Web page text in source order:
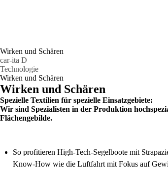
Wirken und Schären
car-ita D
Technologie
Wirken und Schären
Wirken und Schären
Spezielle Textilien für spezielle Einsatzgebiete:
Wir sind Spezialisten in der Produktion
Flächengebilde.
So profitieren High-Tech-Segelboote mit
Know-How wie die Luftfahrt mit Fokus auf